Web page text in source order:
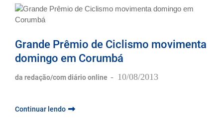
Grande Prêmio de Ciclismo movimenta
domingo em Corumbá
da redação/com diário online - 10/08/2013
Continuar lendo